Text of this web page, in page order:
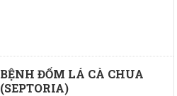
BỆNH ĐỐM LÁ CÀ CHUA
(SEPTORIA)